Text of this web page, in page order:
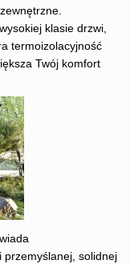
klasie drzwi,
termoizolacyjność
Twój komfort
przemyślanej, solidnej